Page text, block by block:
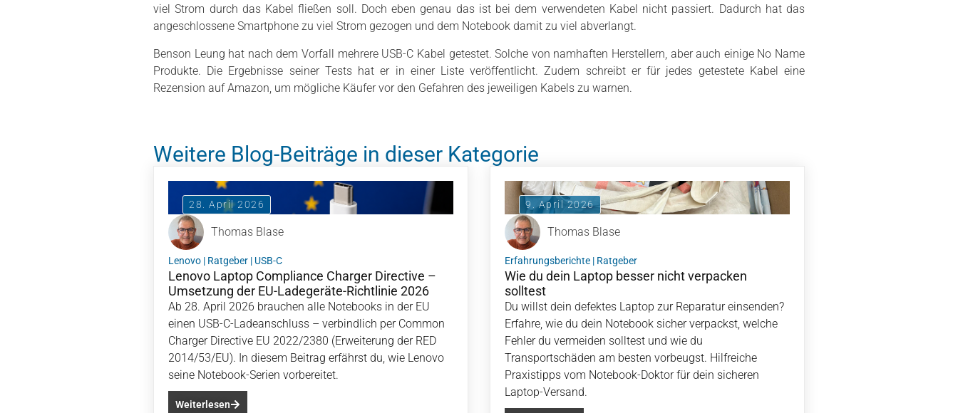
viel Strom durch das Kabel fließen soll. Doch eben genau das ist bei dem verwendeten Kabel nicht passiert. Dadurch hat das
angeschlossene Smartphone zu viel Strom gezogen und dem Notebook damit zu viel abverlangt.
Benson Leung hat nach dem Vorfall mehrere USB-C Kabel getestet. Solche von namhaften Herstellern, aber auch einige No Name
Produkte. Die Ergebnisse seiner Tests hat er in einer Liste veröffentlicht. Zudem schreibt er für jedes getestete Kabel eine
Rezension auf Amazon, um mögliche Käufer vor den Gefahren des jeweiligen Kabels zu warnen.
Weitere Blog-Beiträge in dieser Kategorie
28. April 2026
Thomas Blase
Lenovo | Ratgeber | USB-C
Lenovo Laptop Compliance Charger Directive –
Umsetzung der EU-Ladegeräte-Richtlinie 2026
Ab 28. April 2026 brauchen alle Notebooks in der EU
einen USB-C-Ladeanschluss – verbindlich per Common
Charger Directive EU 2022/2380 (Erweiterung der RED
2014/53/EU). In diesem Beitrag erfährst du, wie Lenovo
seine Notebook-Serien vorbereitet.
Weiterlesen
9. April 2026
Thomas Blase
Erfahrungsberichte | Ratgeber
Wie du dein Laptop besser nicht verpacken
solltest
Du willst dein defektes Laptop zur Reparatur einsenden?
Erfahre, wie du dein Notebook sicher verpackst, welche
Fehler du vermeiden solltest und wie du
Transportschäden am besten vorbeugst. Hilfreiche
Praxistipps vom Notebook-Doktor für dein sicheren
Laptop-Versand.